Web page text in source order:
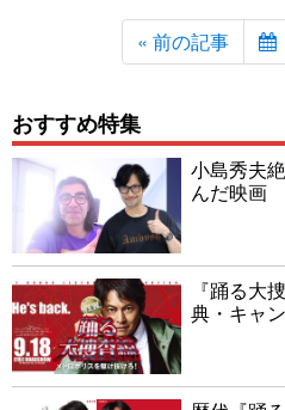
« 前の記事
おすすめ特集
小島秀夫
んだ映画
『踊る大
典・キャ